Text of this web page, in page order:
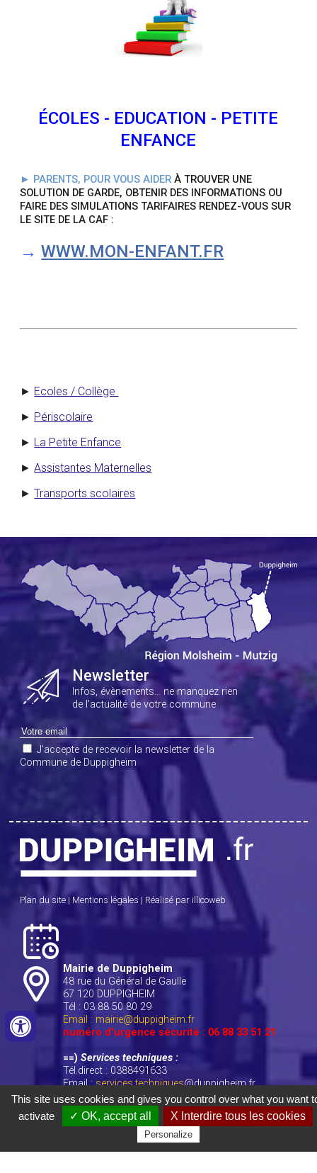
ÉCOLES - EDUCATION - PETITE
ENFANCE
► PARENTS, POUR VOUS AIDERÀ TROUVER UNE
SOLUTION DE GARDE, OBTENIR DES INFORMATIONS OU
FAIRE DES SIMULATIONS TARIFAIRES RENDEZ-VOUS SUR
LE SITE DE LA CAF :
→WWW.MON-ENFANT.FR
► Ecoles / Collège
► Périscolaire
► La Petite Enfance
►Assistantes Maternelles
►Transports scolaires
Newsletter
Infos, évènements… ne manquez rien
de l'actualité de votre commune
J'accepte de recevoir la newsletter de la
Commune de Duppigheim
Plan du site | Mentions légales | Réalisé par illicoweb
Mairie de Duppigheim
48 rue du Général de Gaulle
67 120 DUPPIGHEIM
Tél : 03 88 50 80 29
Email : mairie@duppigheim.fr
numéro d'urgence sécurité : 06 88 33 51 21
==) Services techniques :
Tél.direct : 0388491633
Email :services.techniques@duppigheim.fr
==) Permanence des élus :
This site uses cookies and gives you control over what you want
activate
✓ OK, accept all X Interdire tous les cookies
Personalize